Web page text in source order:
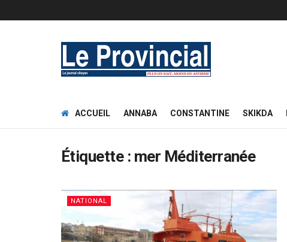
ACCUEIL ANNABA CONSTANTINE SKIKDA
Étiquette : mer Méditerranée
NATIONAL